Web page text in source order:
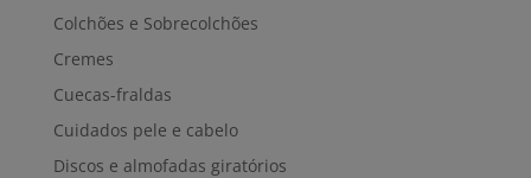
Colchões e Sobrecolchões
Cremes
Cuecas-fraldas
Cuidados pele e cabelo
Discos e almofadas giratórios